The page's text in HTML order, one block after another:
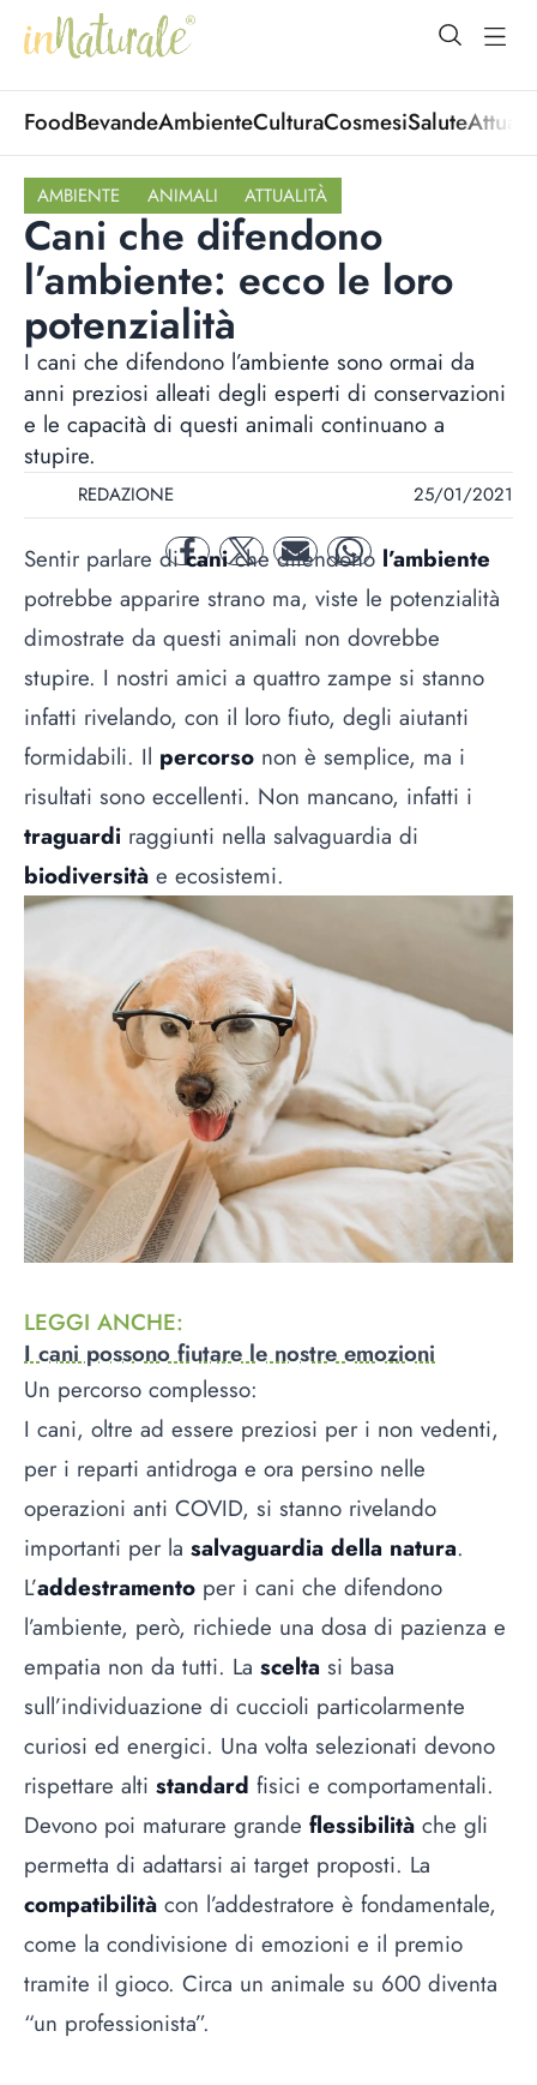
open
FoodBevandeAmbienteCulturaCosmesiSalute
AMBIENTE ANIMALI ATTUALITÀ
Cani che difendono
l’ambiente: ecco le loro
potenzialità
I cani che difendono l’ambiente sono ormai da
anni preziosi alleati degli esperti di conservazioni
e le capacità di questi animali continuano a
stupire.
REDAZIONE 25/01/2021
facebooktwitter mail whatsapp
Sentir parlare dicaniche difendono l’ambiente
potrebbe apparire strano ma, viste le potenzialità
dimostrate da questi animali non dovrebbe
stupire. I nostri amici a quattro zampe si stanno
infatti rivelando, con il loro fiuto, degli aiutanti
formidabili. Il percorso non è semplice, ma i
risultati sono eccellenti. Non mancano, infatti i
traguardi raggiunti nella salvaguardia di
biodiversità e ecosistemi.
LEGGI ANCHE:
I cani possono fiutare le nostre emozioni
Un percorso complesso:
I cani, oltre ad essere preziosi per i non vedenti,
per i reparti antidroga e ora persino nelle
operazioni anti COVID, si stanno rivelando
importanti per la salvaguardia della natura.
L’addestramento per i cani che difendono
l’ambiente, però, richiede una dosa di pazienza e
empatia non da tutti. La scelta si basa
sull’individuazione di cuccioli particolarmente
curiosi ed energici. Una volta selezionati devono
rispettare alti standard fisici e comportamentali.
Devono poi maturare grande flessibilità che gli
permetta di adattarsi ai target proposti. La
compatibilità con l’addestratore è fondamentale,
come la condivisione di emozioni e il premio
tramite il gioco. Circa un animale su 600 diventa
“un professionista”.